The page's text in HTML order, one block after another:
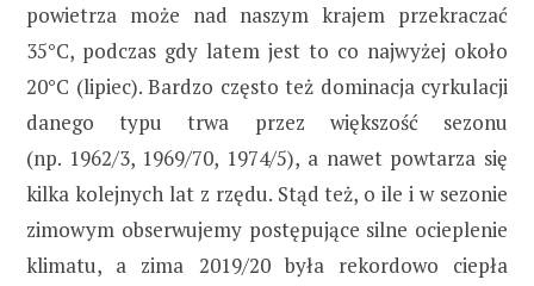
powietrza może nad naszym krajem przekraczać
35°C, podczas gdy latem jest to co najwyżej około
20°C (lipiec). Bardzo często też dominacja cyrkulacji
danego typu trwa przez większość sezonu
(np. 1962/3, 1969/70, 1974/5), a nawet powtarza się
kilka kolejnych lat z rzędu. Stąd też, o ile i w sezonie
zimowym obserwujemy postępujące silne ocieplenie
klimatu, a zima 2019/20 była rekordowo ciepła